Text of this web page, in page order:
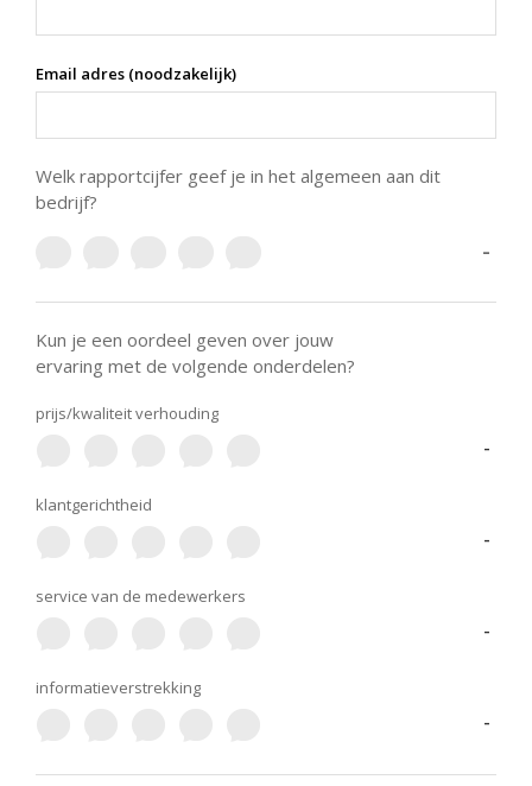
Email adres (noodzakelijk)
Welk rapportcijfer geef je in het algemeen aan dit
bedrijf?
-
Kun je een oordeel geven over jouw
ervaring met de volgende onderdelen?
prijs/kwaliteit verhouding
-
klantgerichtheid
-
service van de medewerkers
-
informatieverstrekking
-